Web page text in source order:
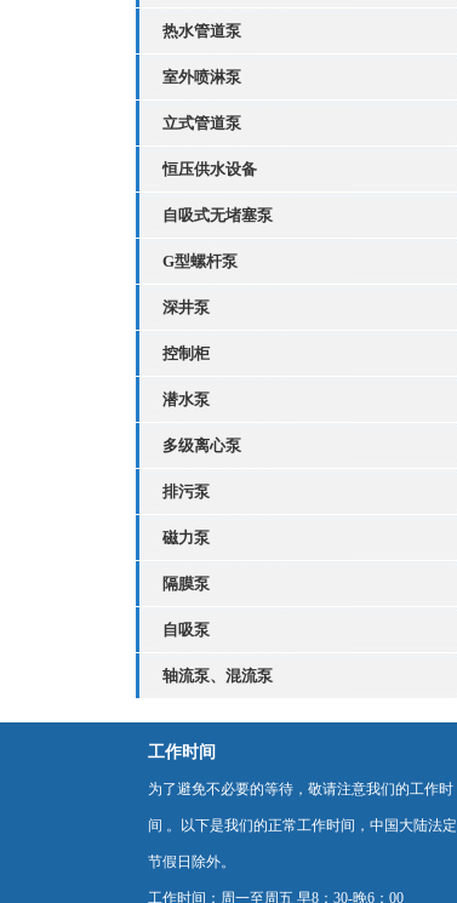
热水管道泵
室外喷淋泵
立式管道泵
恒压供水设备
自吸式无堵塞泵
G型螺杆泵
深井泵
控制柜
潜水泵
多级离心泵
排污泵
磁力泵
隔膜泵
自吸泵
轴流泵、混流泵
工作时间
为了避免不必要的等待，敬请注意我们的工作时
间 。以下是我们的正常工作时间，中国大陆法定
节假日除外。
工作时间：周一至周五 早8：30-晚6：00